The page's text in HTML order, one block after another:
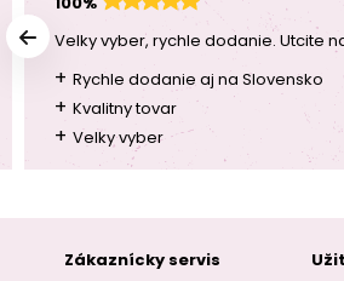
Velky vyber, rychle dodanie. Utcite
+ Rychle dodanie aj na Slovensko
+ Kvalitny tovar
+ Velky vyber
Zákaznícky servis